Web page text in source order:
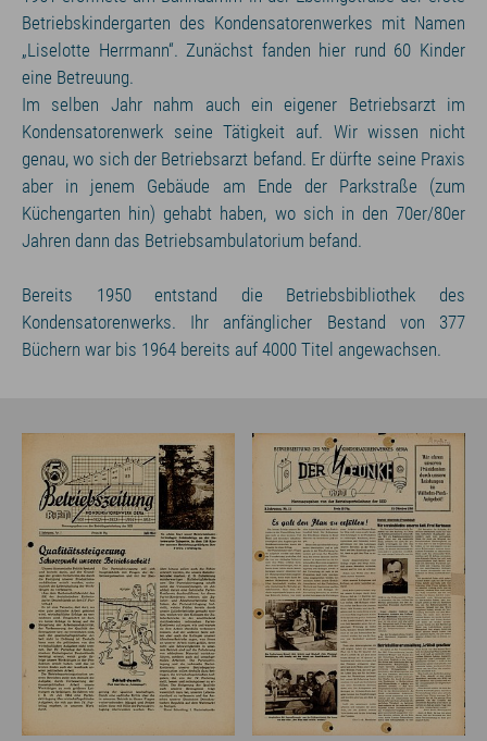
Betriebskindergarten des Kondensatorenwerkes mit Namen
„Liselotte Herrmann“. Zunächst fanden hier rund 60 Kinder
eine Betreuung.
Im selben Jahr nahm auch ein eigener Betriebsarzt im
Kondensatorenwerk seine Tätigkeit auf. Wir wissen nicht
genau, wo sich der Betriebsarzt befand. Er dürfte seine Praxis
aber in jenem Gebäude am Ende der Parkstraße (zum
Küchengarten hin) gehabt haben, wo sich in den 70er/80er
Jahren dann das Betriebsambulatorium befand.
Bereits 1950 entstand die Betriebsbibliothek des
Kondensatorenwerks. Ihr anfänglicher Bestand von 377
Büchern war bis 1964 bereits auf 4000 Titel angewachsen.